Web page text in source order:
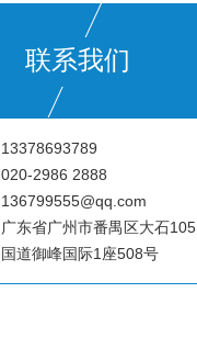
联系我们
13378693789
020-2986 2888
136799555@qq.com
广东省广州市番禺区大石105
国道御峰国际1座508号